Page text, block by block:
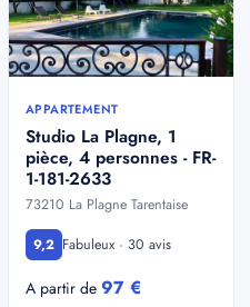
APPARTEMENT
Studio La Plagne, 1
pièce, 4 personnes - FR-
1-181-2633
73210 La Plagne Tarentaise
9,2 Fabuleux · 30 avis
A partir de 97 €